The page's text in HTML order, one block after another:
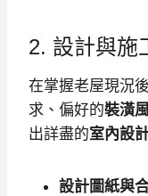
2. 設計與施
在掌握老屋現況後
求、偏好的裝潢
出詳盡的室內設
設計圖紙與